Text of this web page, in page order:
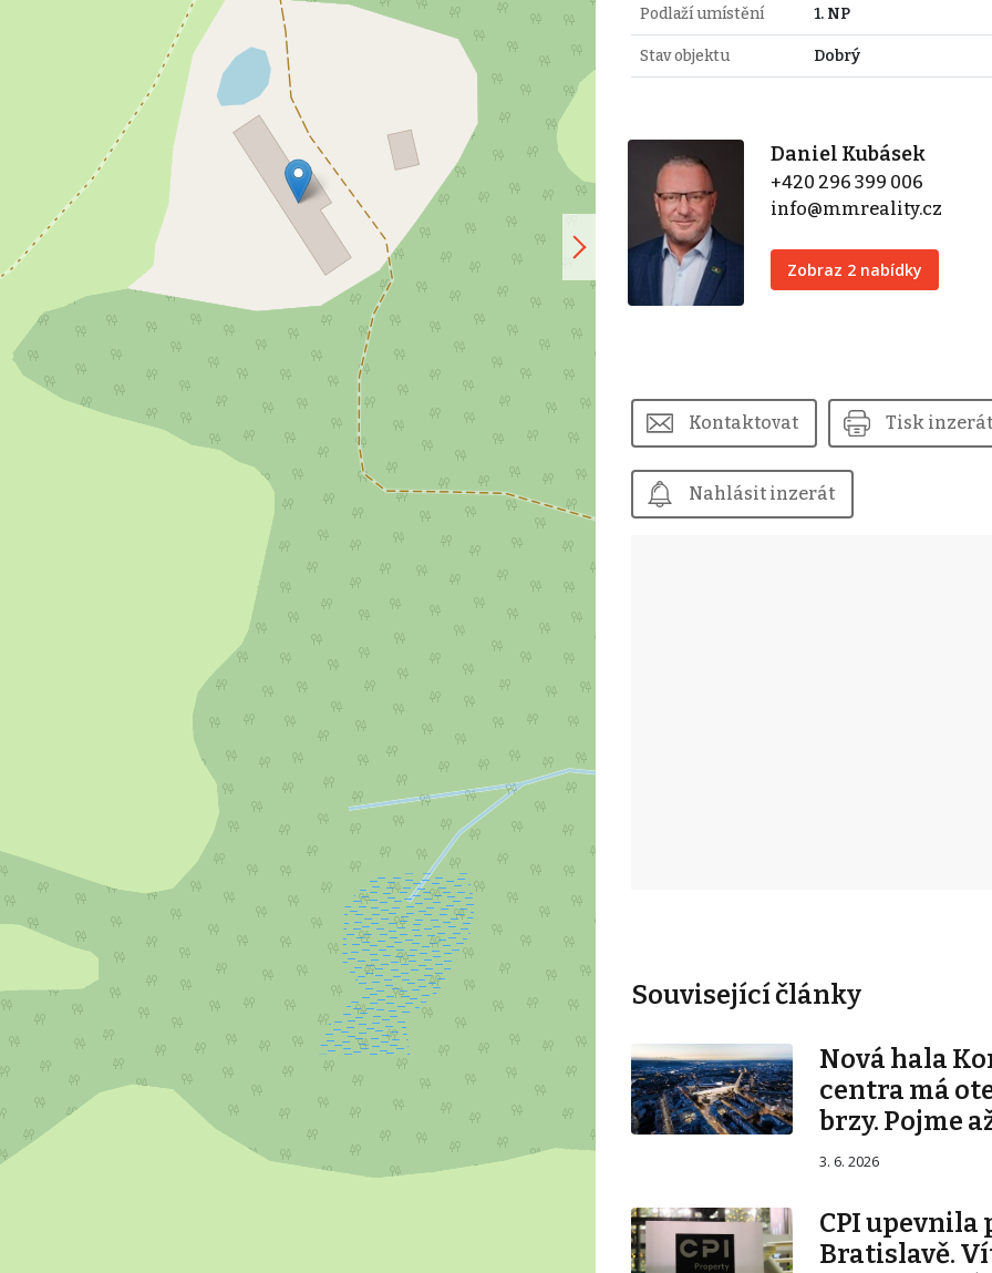
Podlaží umístění 1. NP
Stav objektu Dobrý
Daniel Kubásek
+420 296 399 006
info@mmreality.cz
Zobraz 2 nabídky
Kontaktovat Tisk
Nahlásit inzerát
Související články
Nová hala
centra má
brzy. Pojme
3. 6. 2026
CPI upevnila
Bratislavě.